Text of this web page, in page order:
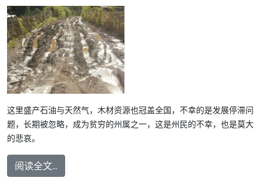
这里盛产石油与天然气，木材资源也冠盖全国，不幸的是发展停滞问
题，长期被忽略，成为贫穷的州属之一，这是州民的不幸，也是莫大
的悲哀。
阅读全文...